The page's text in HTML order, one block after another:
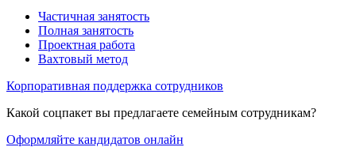
Частичная занятость
Полная занятость
Проектная работа
Вахтовый метод
Корпоративная поддержка сотрудников
Какой соцпакет вы предлагаете семейным сотрудникам?
Оформляйте кандидатов онлайн